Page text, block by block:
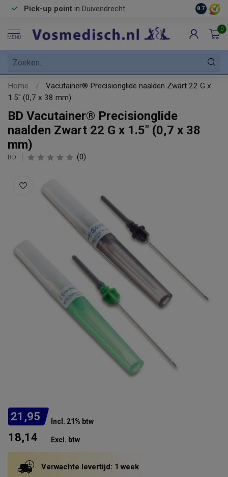
Pick-up point in Duivendrecht 8.7
MENU
0
Home /
Vacutainer® Precisionglide naalden Zwart 22 G x
1.5" (0,7 x 38 mm)
BD Vacutainer® Precisionglide
naalden Zwart 22 G x 1.5" (0,7 x 38
mm)
BD (0)
21,95 Incl. 21% btw
18,14 Excl. btw
Verwachte levertijd: 1 week